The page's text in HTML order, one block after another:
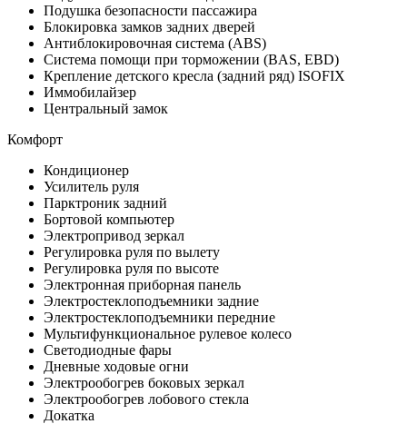
Подушка безопасности пассажира
Блокировка замков задних дверей
Антиблокировочная система (ABS)
Система помощи при торможении (BAS, EBD)
Крепление детского кресла (задний ряд) ISOFIX
Иммобилайзер
Центральный замок
Комфорт
Кондиционер
Усилитель руля
Парктроник задний
Бортовой компьютер
Электропривод зеркал
Регулировка руля по вылету
Регулировка руля по высоте
Электронная приборная панель
Электростеклоподъемники задние
Электростеклоподъемники передние
Мультифункциональное рулевое колесо
Светодиодные фары
Дневные ходовые огни
Электрообогрев боковых зеркал
Электрообогрев лобового стекла
Докатка